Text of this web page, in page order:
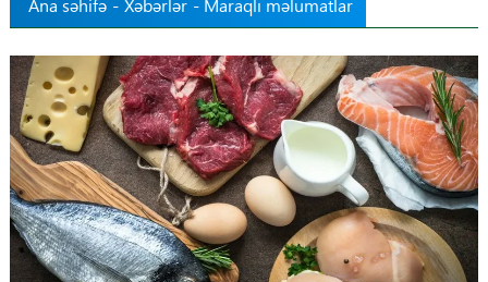
Ana səhifə - Xəbərlər - Maraqlı məlumatlar
Regionlar
Elanlar
Gündəm
Tibbi maarifləndirmə